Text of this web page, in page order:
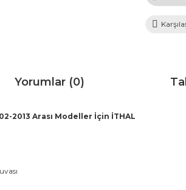
Yorumlar (0)
2013 Arası Modeller İçin İTHAL
diğer konularda yetersiz gördüğünüz